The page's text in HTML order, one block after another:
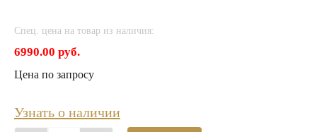
Спец. цена на товар из наличия:
6990.00 руб.
Цена по запросу
Узнать о наличии